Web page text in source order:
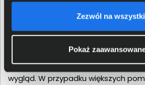
Zezwól na
Pokaż
montażowy do kamery, głośników i
Jest również możliwość instalacji do
mikrofonowych w celu zwiększenia
Uchwyt do panelu mikrofonowego
mikrofon i schować kable, nadając
wygląd. W przypadku większych